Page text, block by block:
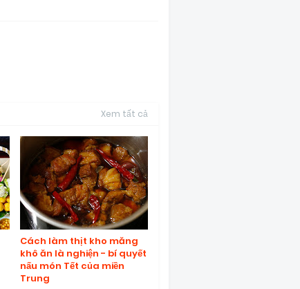
Xem tất cả
Cách làm thịt kho măng
khô ăn là nghiện - bí quyết
nấu món Tết của miền
Trung